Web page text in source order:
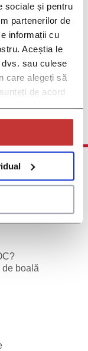
sociale și pentru
partenerilor de
informații cu
Aceștia le
sau culese
care alegeți să
de acord
de mai
privind Artrita
și veți fi
studii devin
de boală